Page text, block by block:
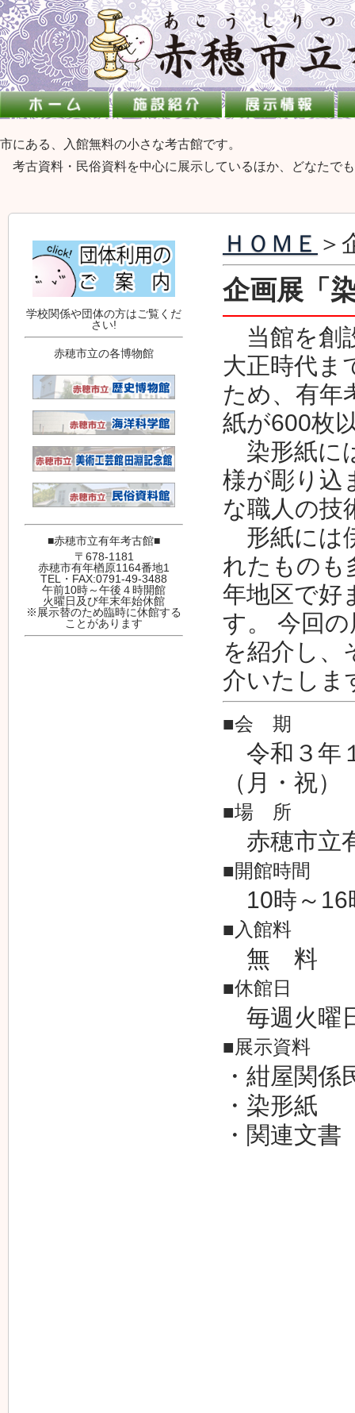
市にある、入館無料の小さな考古館です。
考古資料・民俗資料を中心に展示しているほか、どなたで
ＨＯＭＥ ＞
企画展「
当館を創
大正時代ま
ため、有年
紙が600枚
染形紙に
様が彫り込
な職人の技
形紙には
れたものも
年地区で好
す。 今回
を紹介し、
介いたしま
■会 期
令和３年
（月・祝）
■場 所
赤穂市立
■開館時間
10時～16
■入館料
無 料
■休館日
毎週火曜
■展示資料
・紺屋関
・染形紙
・関連文
学校関係や団体の方はご覧くだ
さい!
赤穂市立の各博物館
■赤穂市立有年考古館■
〒678-1181
赤穂市有年楢原1164番地1
TEL・FAX:0791-49-3488
午前10時～午後４時開館
火曜日及び年末年始休館
※展示替のため臨時に休館する
ことがあります